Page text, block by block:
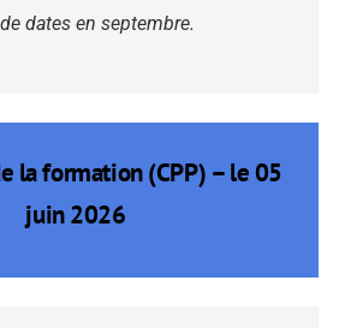
dates en septembre.
la formation (CPP) – le 05
juin 2026